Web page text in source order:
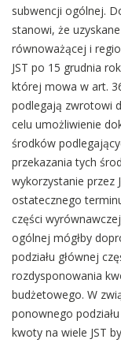
subwencji ogólnej.
stanowi, że
równoważącej i
JST po 15 grudnia
której mowa w art.
podlegają zwrotowi
celu umożliwienie
środków
przekazania tych
wykorzystanie przez
ostatecznego
części
ogólnej mógłby
podziału głównej
rozdysponowania
budżetowego. W
ponownego
kwoty na wiele JST